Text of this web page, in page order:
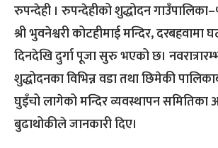
रुपन्देही । रुपन्देहीको शुद्धोदन
श्री भुवनेश्वरी कोटहीमाई मन्दिर, दरबहवामा
दिनदेखि दुर्गा पूजा सुरु भएको छ।
शुद्धोदनका विभिन्न वडा तथा छिमेकी
घुइँचो लागेको मन्दिर व्यवस्थापन समितिका
बुढाथोकीले जानकारी दिए।